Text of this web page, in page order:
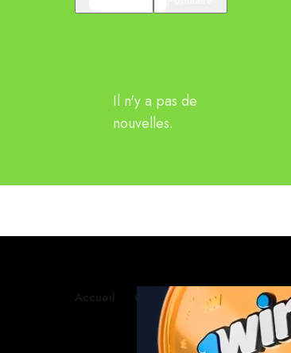
Il n'y a pas de
nouvelles.
Accueil Contactez-nous